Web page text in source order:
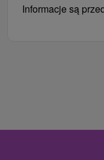
Informacje są